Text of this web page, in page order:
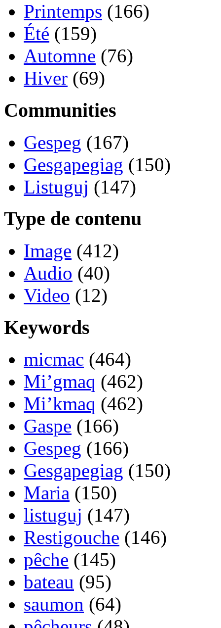
Printemps (166)
Été (159)
Automne (76)
Hiver (69)
Communities
Gespeg (167)
Gesgapegiag (150)
Listuguj (147)
Type de contenu
Image (412)
Audio (40)
Video (12)
Keywords
micmac (464)
Mi’gmaq (462)
Mi’kmaq (462)
Gaspe (166)
Gespeg (166)
Gesgapegiag (150)
Maria (150)
listuguj (147)
Restigouche (146)
pêche (145)
bateau (95)
saumon (64)